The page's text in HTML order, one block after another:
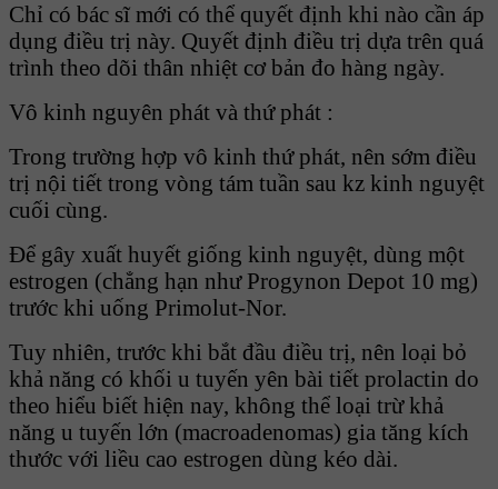
Chỉ có bác sĩ mới có thể quyết định khi nào cần áp
dụng điều trị này. Quyết định điều trị dựa trên quá
trình theo dõi thân nhiệt cơ bản đo hàng ngày.
Vô kinh nguyên phát và thứ phát :
Trong trường hợp vô kinh thứ phát, nên sớm điều
trị nội tiết trong vòng tám tuần sau kz kinh nguyệt
cuối cùng.
Để gây xuất huyết giống kinh nguyệt, dùng một
estrogen (chẳng hạn như Progynon Depot 10 mg)
trước khi uống Primolut-Nor.
Tuy nhiên, trước khi bắt đầu điều trị, nên loại bỏ
khả năng có khối u tuyến yên bài tiết prolactin do
theo hiểu biết hiện nay, không thể loại trừ khả
năng u tuyến lớn (macroadenomas) gia tăng kích
thước với liều cao estrogen dùng kéo dài.